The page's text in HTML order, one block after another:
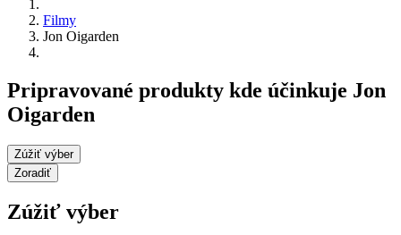
Filmy
Jon Oigarden
Pripravované produkty kde účinkuje Jon
Oigarden
Zúžiť výber
Zoradiť
Zúžiť výber